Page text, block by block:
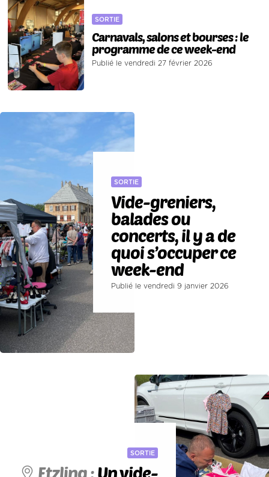
SORTIE
Carnavals, salons et bourses : le
programme de ce week-end
Publié le vendredi 27 février 2026
SORTIE
Vide-greniers,
balades ou
concerts, il y a de
quoi s’occuper ce
week-end
Publié le vendredi 9 janvier 2026
SORTIE
Etzling :Un vide-